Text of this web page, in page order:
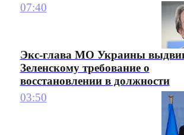
07:40
Экс-глава МО Украины
Зеленскому требование о
восстановлении в должности
03:50